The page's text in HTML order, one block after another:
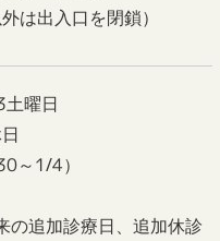
は出入口を閉鎖）
曜日
～1/4）
の追加診療日、追加休診